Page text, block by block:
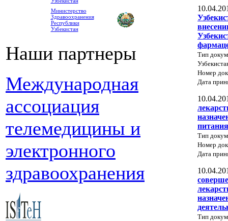
Министерство
Здравоохранения
Республики
Узбекистан
Наши партнеры
Международная
ассоциация
телемедицины и
электронного
здравоохранения
Тип
Номер
Дата
питания
Тип
Номер
Дата
Тип